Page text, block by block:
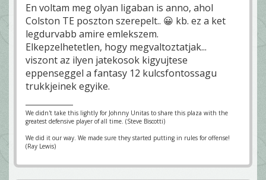
En voltam meg olyan ligaban is anno, ahol
Colston TE poszton szerepelt.. 😀 kb. ez a ket
legdurvabb amire emlekszem.
Elkepzelhetetlen, hogy megvaltoztatjak...
viszont az ilyen jatekosok kigyujtese
eppenseggel a fantasy 12 kulcsfontossagu
trukkjeinek egyike.
We didn't take this lightly for Johnny Unitas to share this plaza with the
greatest defensive player of all time. (Steve Biscotti)
We did it our way. We made sure they started putting in rules for offense!
(Ray Lewis)